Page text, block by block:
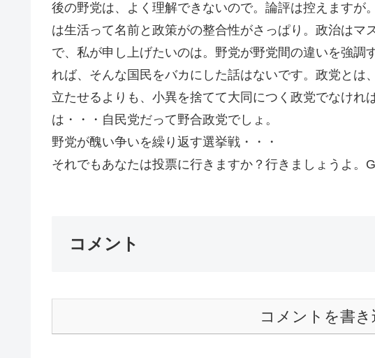
後の野党は、よく理解できないので。論評は控えますが
は生活って名前と政策がの整合性がさっぱり。政治はマ
で、私が申し上げたいのは。野党が野党間の違いを強調
れば、そんな国民をバカにした話はないです。政党とは
立たせるよりも、小異を捨てて大同につく政党でなけれ
は・・・自民党だって野合政党でしょ。
野党が醜い争いを繰り返す選挙戦・・・
それでもあなたは投票に行きますか？行きましょうよ。
コメント
コメントを書き